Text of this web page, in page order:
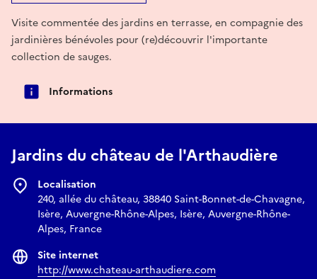
Visite commentée des jardins en terrasse, en compagnie des
jardinières bénévoles pour (re)découvrir l'importante
collection de sauges.
Informations
Jardins du château de l'Arthaudière
Localisation
240, allée du château, 38840 Saint-Bonnet-de-Chavagne,
Isère, Auvergne-Rhône-Alpes, Isère, Auvergne-Rhône-
Alpes, France
Site internet
http://www.chateau-arthaudiere.com